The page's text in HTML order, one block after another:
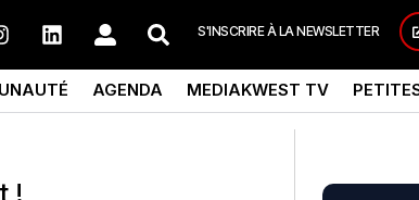
S'INSCRIRE À LA NEWSLETTER
AGENDA MEDIAKWEST TV
!